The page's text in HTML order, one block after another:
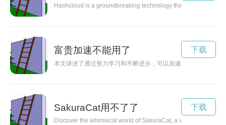
Hashcloud is a groundbreaking technology that is
富贵加速不能用了
本文讲述了通过努力学习和不断进步，可以加速实现富贵成功的
下载
SakuraCat用不了了
Discover the whimsical world of SakuraCat, a virtual pet
下载